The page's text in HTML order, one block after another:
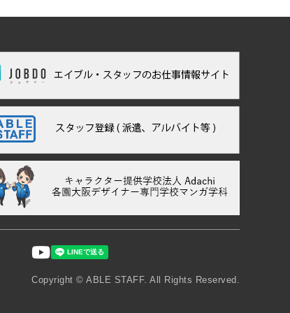
Copyright ©︎ ABLE STAFF. All Rights Reserved.